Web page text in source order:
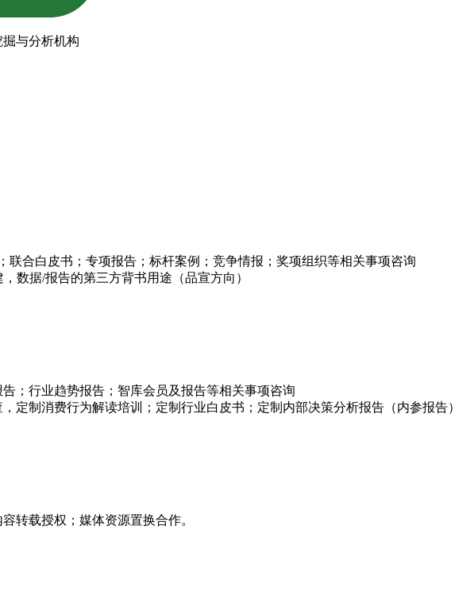
与分析机构
联合白皮书；专项报告；标杆案例；竞争情报；奖项组织等相关事项咨询
数据/报告的第三方背书用途（品宣方向）
；行业趋势报告；智库会员及报告等相关事项咨询
定制消费行为解读培训；定制行业白皮书；定制内部决策分析报告（内参报告）
转载授权；媒体资源置换合作。